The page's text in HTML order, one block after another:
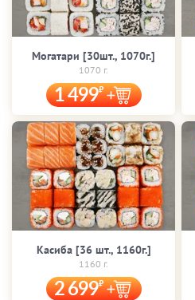
Могатари [30шт., 1070г.]
1070 г.
1 499
Касиба [36 шт., 1160г.]
1160 г.
2 699